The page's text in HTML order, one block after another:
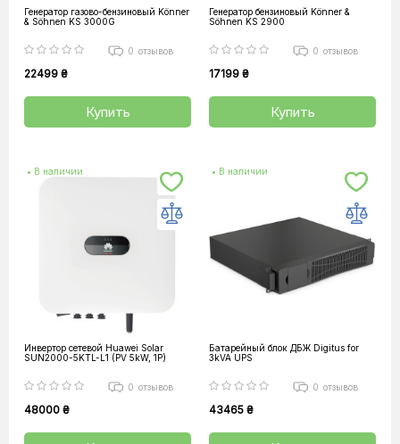
Генератор газово-бензиновый Könner
& Söhnen KS 3000G
0 отзывов
22499 ₴
Купить
Генератор бензиновый Könner &
Söhnen KS 2900
0 отзывов
17199 ₴
Купить
• В наличии
Инвертор сетевой Huawei Solar
SUN2000-5KTL-L1 (PV 5kW, 1P)
0 отзывов
48000 ₴
• В наличии
Батарейный блок ДБЖ Digitus for
3kVA UPS
0 отзывов
43465 ₴